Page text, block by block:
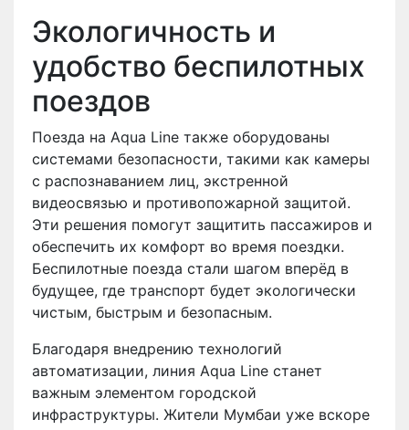
Экологичность и
удобство беспилотных
поездов
Поезда на Aqua Line также оборудованы
системами безопасности, такими как камеры
с распознаванием лиц, экстренной
видеосвязью и противопожарной защитой.
Эти решения помогут защитить пассажиров и
обеспечить их комфорт во время поездки.
Беспилотные поезда стали шагом вперёд в
будущее, где транспорт будет экологически
чистым, быстрым и безопасным.
Благодаря внедрению технологий
автоматизации, линия Aqua Line станет
важным элементом городской
инфраструктуры. Жители Мумбаи уже вскоре